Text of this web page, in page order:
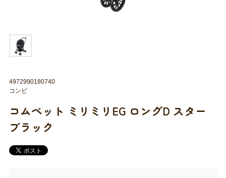
コムペット ミリミリEG ロングD スター
ブラック
4972990180740
コンビ